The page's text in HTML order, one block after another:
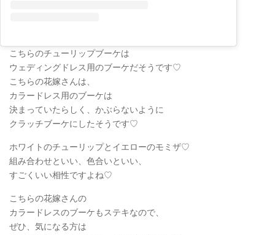
こちらのチューリップブーケは
ウェディングドレス用のブーケだそうです♡
こちらの花嫁さんは、
カラードレス用のブーケは
決まっていたらしく、かぶらないように
クラッチブーケにしたそうです♡
ホワイトのチューリップとイエローのモミザ♡
組み合わせといい、色合いといい、
すごくいい相性ですよね♡
こちらの花嫁さんの
カラードレスのブーケもステキなので、
ぜひ、気になる方は